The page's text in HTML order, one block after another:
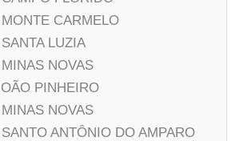
CARMELO
LUZIA
NOVAS
PINHEIRO
NOVAS
ANTÔNIO DO AMPARO